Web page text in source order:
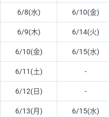
6/8(水) 6/10(金)
6/9(木) 6/14(火)
6/10(金) 6/15(水)
6/11(土) -
6/12(日) -
6/13(月) 6/15(水)